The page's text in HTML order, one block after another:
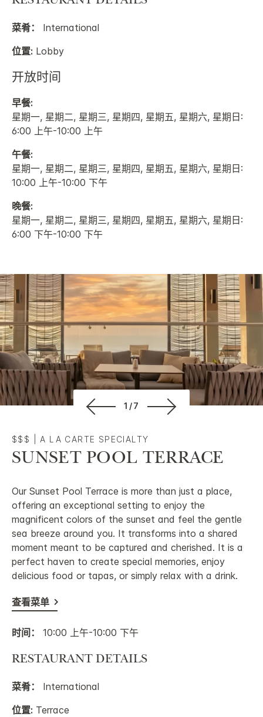
菜肴：
International
位置: Lobby
开放时间
早餐:
星期一, 星期二, 星期三, 星期四, 星期五, 星期六, 星期日:
6:00 上午-10:00 上午
午餐:
星期一, 星期二, 星期三, 星期四, 星期五, 星期六, 星期日:
10:00 上午-10:00 下午
晚餐:
星期一, 星期二, 星期三, 星期四, 星期五, 星期六, 星期日:
6:00 下午-10:00 下午
1/7
$$$ A LA CARTE SPECIALTY
SUNSET POOL TERRACE
Our Sunset Pool Terrace is more than just a place,
offering an exceptional setting to enjoy the
magnificent colors of the sunset and feel the gentle
sea breeze around you. It transforms into a shared
moment meant to be captured and cherished. It is a
perfect haven to create special memories, enjoy
delicious food or tapas, or simply relax with a drink.
查看菜单
时间： 10:00 上午-10:00 下午
RESTAURANT DETAILS
菜肴：
International
位置: Terrace